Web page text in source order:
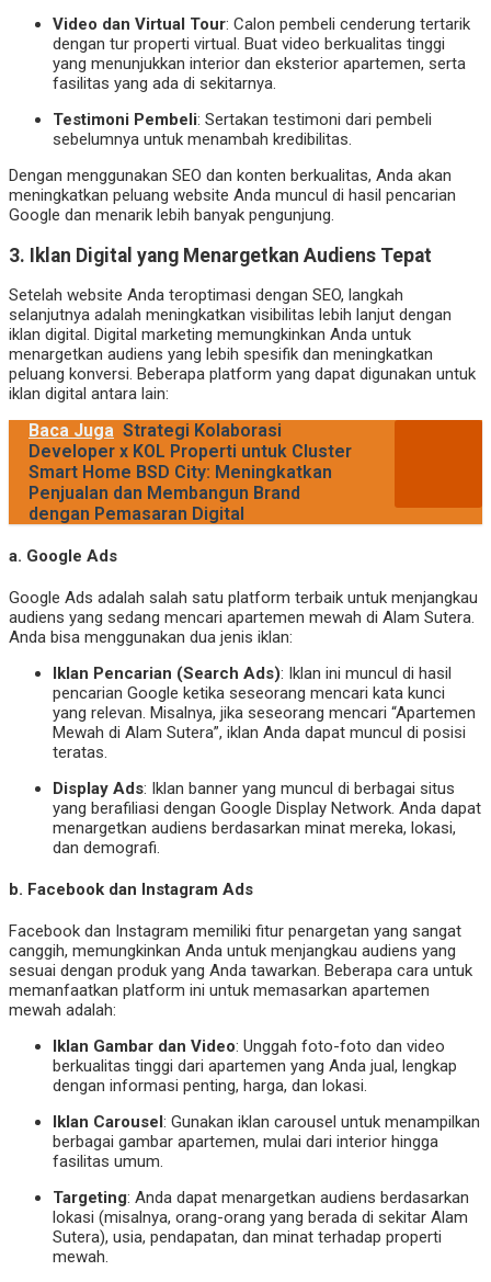
Video dan Virtual Tour: Calon pembeli cenderung tertarik
dengan tur properti virtual. Buat video berkualitas tinggi
yang menunjukkan interior dan eksterior apartemen, serta
fasilitas yang ada di sekitarnya.
Testimoni Pembeli: Sertakan testimoni dari pembeli
sebelumnya untuk menambah kredibilitas.
Dengan menggunakan SEO dan konten berkualitas, Anda akan
meningkatkan peluang website Anda muncul di hasil pencarian
Google dan menarik lebih banyak pengunjung.
3. Iklan Digital yang Menargetkan Audiens Tepat
Setelah website Anda teroptimasi dengan SEO, langkah
selanjutnya adalah meningkatkan visibilitas lebih lanjut dengan
iklan digital. Digital marketing memungkinkan Anda untuk
menargetkan audiens yang lebih spesifik dan meningkatkan
peluang konversi. Beberapa platform yang dapat digunakan untuk
iklan digital antara lain:
Baca Juga Strategi Kolaborasi
Developer x KOL Properti untuk Cluster
Smart Home BSD City: Meningkatkan
Penjualan dan Membangun Brand
dengan Pemasaran Digital
a. Google Ads
Google Ads adalah salah satu platform terbaik untuk menjangkau
audiens yang sedang mencari apartemen mewah di Alam Sutera.
Anda bisa menggunakan dua jenis iklan:
Iklan Pencarian (Search Ads): Iklan ini muncul di hasil
pencarian Google ketika seseorang mencari kata kunci
yang relevan. Misalnya, jika seseorang mencari “Apartemen
Mewah di Alam Sutera”, iklan Anda dapat muncul di posisi
teratas.
Display Ads: Iklan banner yang muncul di berbagai situs
yang berafiliasi dengan Google Display Network. Anda dapat
menargetkan audiens berdasarkan minat mereka, lokasi,
dan demografi.
b. Facebook dan Instagram Ads
Facebook dan Instagram memiliki fitur penargetan yang sangat
canggih, memungkinkan Anda untuk menjangkau audiens yang
sesuai dengan produk yang Anda tawarkan. Beberapa cara untuk
memanfaatkan platform ini untuk memasarkan apartemen
mewah adalah:
Iklan Gambar dan Video: Unggah foto-foto dan video
berkualitas tinggi dari apartemen yang Anda jual, lengkap
dengan informasi penting, harga, dan lokasi.
Iklan Carousel: Gunakan iklan carousel untuk menampilkan
berbagai gambar apartemen, mulai dari interior hingga
fasilitas umum.
Targeting: Anda dapat menargetkan audiens berdasarkan
lokasi (misalnya, orang-orang yang berada di sekitar Alam
Sutera), usia, pendapatan, dan minat terhadap properti
mewah.